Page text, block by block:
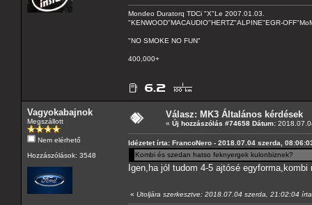
Mondeo Duratorq TDCi "X"Le 2007.01.03.
"KENWOOD"MACAUDIO"HERTZ"ALPINE"EGR-
"NO SMOKE NO FUN"
400,000+
Vagyokabajnok
Megszállott
Nem elérhető
Hozzászólások: 3548
Válasz: MK3 Általános kérdések
« Új hozzászólás #74658 Dátum:
Idézetet írta: FrancoNero - 2018.07.04 szerda,
Kombi és szedan hatso feknyergek kulonbiznek?
Igen,ha jól tudom 4-5 ajtósé
« Utoljára szerkesztve: 2018.07.04 szerda, 21:02:04